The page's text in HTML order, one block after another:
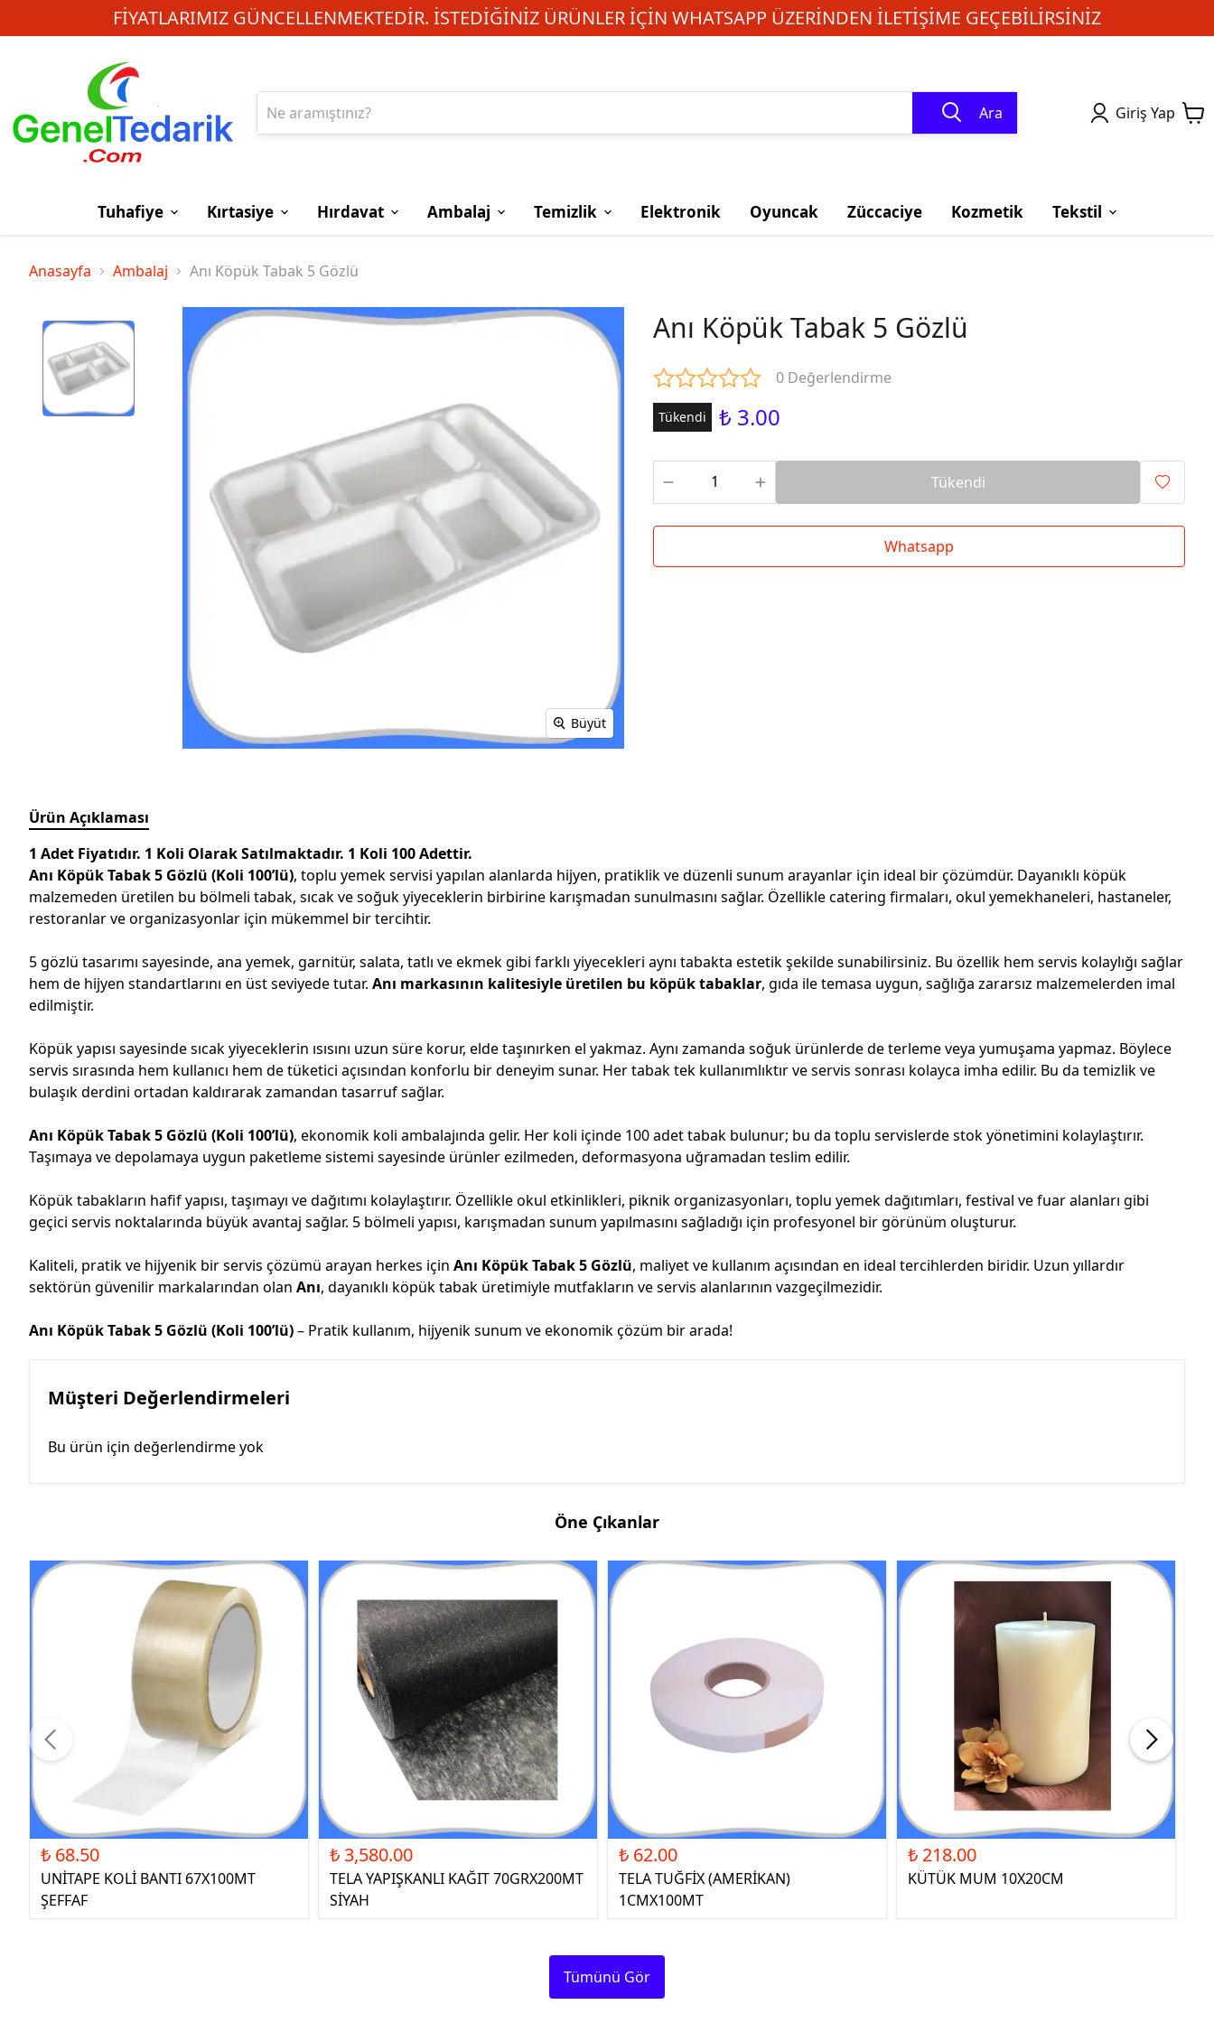
FIYATLARIMIZ GÜNCELLENMEKTEDIR. İSTEDIĞINIZ ÜRÜNLER IÇIN WHATSAPP ÜZERINDEN ILETIŞIME GEÇEBILIRSINIZ
Ara Giriş Yap
Tuhafiye Kırtasiye Hırdavat Ambalaj Temizlik Elektronik Oyuncak Züccaciye Kozmetik Tekstil
Anasayfa Ambalaj Anı Köpük Tabak 5 Gözlü
Büyüt
Anı Köpük Tabak 5 Gözlü
0 Değerlendirme
Tükendi ₺ 3.00
Tükendi
Whatsapp
Ürün Açıklaması
1 Adet Fiyatıdır. 1 Koli Olarak Satılmaktadır. 1 Koli 100 Adettir.
Anı Köpük Tabak 5 Gözlü (Koli 100’lü), toplu yemek servisi yapılan alanlarda hijyen, pratiklik ve düzenli sunum arayanlar için ideal bir çözümdür. Dayanıklı köpük
malzemeden üretilen bu bölmeli tabak, sıcak ve soğuk yiyeceklerin birbirine karışmadan sunulmasını sağlar. Özellikle catering firmaları, okul yemekhaneleri, hastaneler,
restoranlar ve organizasyonlar için mükemmel bir tercihtir.
5 gözlü tasarımı sayesinde, ana yemek, garnitür, salata, tatlı ve ekmek gibi farklı yiyecekleri aynı tabakta estetik şekilde sunabilirsiniz. Bu özellik hem servis kolaylığı sağlar
hem de hijyen standartlarını en üst seviyede tutar. Anı markasının kalitesiyle üretilen bu köpük tabaklar, gıda ile temasa uygun, sağlığa zararsız malzemelerden imal
edilmiştir.
Köpük yapısı sayesinde sıcak yiyeceklerin ısısını uzun süre korur, elde taşınırken el yakmaz. Aynı zamanda soğuk ürünlerde de terleme veya yumuşama yapmaz. Böylece
servis sırasında hem kullanıcı hem de tüketici açısından konforlu bir deneyim sunar. Her tabak tek kullanımlıktır ve servis sonrası kolayca imha edilir. Bu da temizlik ve
bulaşık derdini ortadan kaldırarak zamandan tasarruf sağlar.
Anı Köpük Tabak 5 Gözlü (Koli 100’lü), ekonomik koli ambalajında gelir. Her koli içinde 100 adet tabak bulunur; bu da toplu servislerde stok yönetimini kolaylaştırır.
Taşımaya ve depolamaya uygun paketleme sistemi sayesinde ürünler ezilmeden, deformasyona uğramadan teslim edilir.
Köpük tabakların hafif yapısı, taşımayı ve dağıtımı kolaylaştırır. Özellikle okul etkinlikleri, piknik organizasyonları, toplu yemek dağıtımları, festival ve fuar alanları gibi
geçici servis noktalarında büyük avantaj sağlar. 5 bölmeli yapısı, karışmadan sunum yapılmasını sağladığı için profesyonel bir görünüm oluşturur.
Kaliteli, pratik ve hijyenik bir servis çözümü arayan herkes için Anı Köpük Tabak 5 Gözlü, maliyet ve kullanım açısından en ideal tercihlerden biridir. Uzun yıllardır
sektörün güvenilir markalarından olan Anı, dayanıklı köpük tabak üretimiyle mutfakların ve servis alanlarının vazgeçilmezidir.
Anı Köpük Tabak 5 Gözlü (Koli 100’lü)– Pratik kullanım, hijyenik sunum ve ekonomik çözüm bir arada!
Müşteri Değerlendirmeleri
Bu ürün için değerlendirme yok
Öne Çıkanlar
₺ 68.50
UNİTAPE KOLİ BANTI 67X100MT
ŞEFFAF
₺ 3,580.00
TELA YAPIŞKANLI KAĞIT 70GRX200MT
SİYAH
₺ 62.00
TELA TUĞFİX (AMERİKAN)
1CMX100MT
₺ 218.00
KÜTÜK MUM 10X20CM
Tümünü Gör